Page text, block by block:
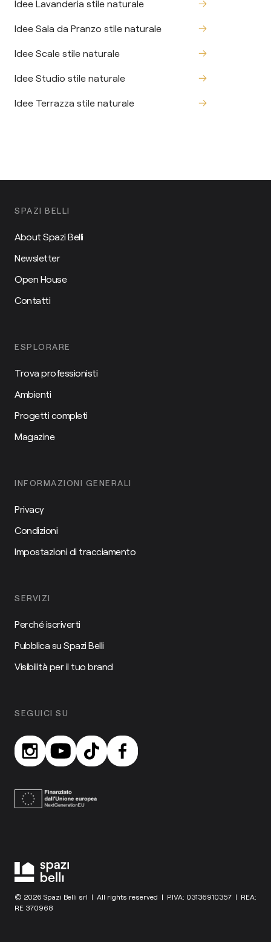
Idee Lavanderia stile naturale
Idee Sala da Pranzo stile naturale
Idee Scale stile naturale
Idee Studio stile naturale
Idee Terrazza stile naturale
SPAZI BELLI
About Spazi Belli
Newsletter
Open House
Contatti
ESPLORARE
Trova professionisti
Ambienti
Progetti completi
Magazine
INFORMAZIONI GENERALI
Privacy
Condizioni
Impostazioni di tracciamento
SERVIZI
Perché iscriverti
Pubblica su Spazi Belli
Visibilità per il tuo brand
SEGUICI SU
© 2026 Spazi Belli srl | All rights reserved | P.IVA: 03136910357 | REA:
RE 370968